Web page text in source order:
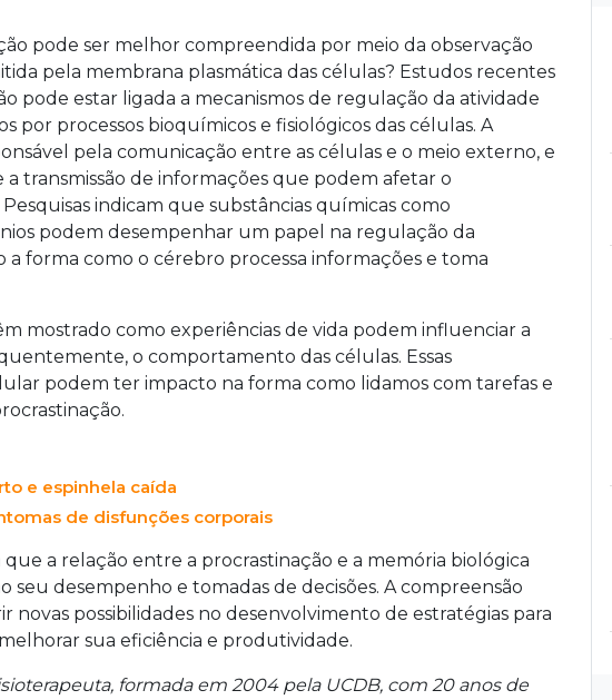
pode ser melhor compreendida por meio da observação
pela membrana plasmática das células? Estudos recentes
pode estar ligada a mecanismos de regulação da atividade
por processos bioquímicos e fisiológicos das células. A
pela comunicação entre as células e o meio externo, e
transmissão de informações que podem afetar o
indicam que substâncias químicas como
podem desempenhar um papel na regulação da
a forma como o cérebro processa informações e toma
mostrado como experiências de vida podem influenciar a
o comportamento das células. Essas
podem ter impacto na forma como lidamos com tarefas e
e espinhela caída
de disfunções corporais
que a relação entre a procrastinação e a memória biológica
desempenho e tomadas de decisões. A compreensão
novas possibilidades no desenvolvimento de estratégias para
sua eficiência e produtividade.
formada em 2004 pela UCDB, com 20 anos de